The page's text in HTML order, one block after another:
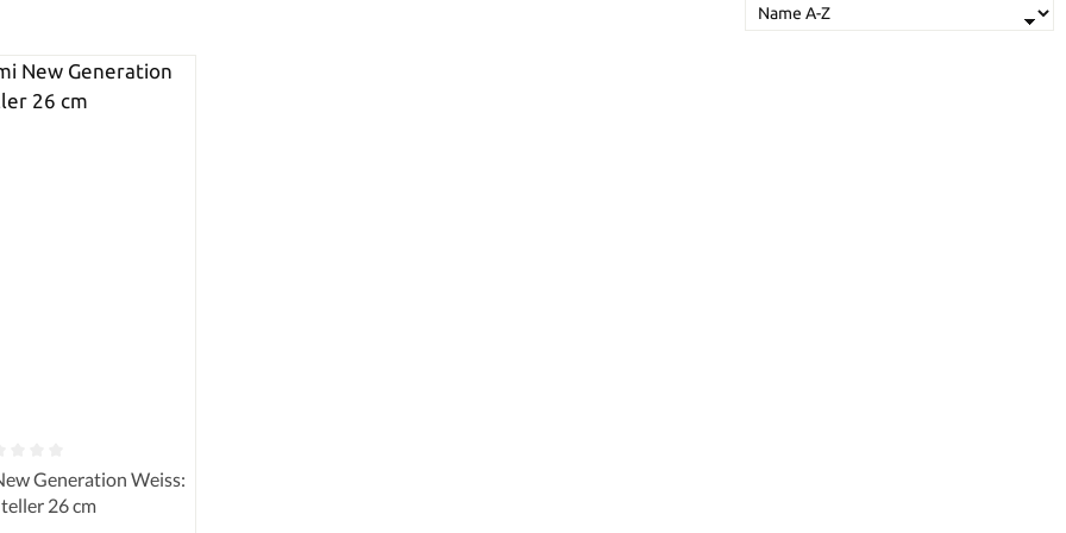
von 0 von 5 Sternen
Generation Weiss:
26 cm